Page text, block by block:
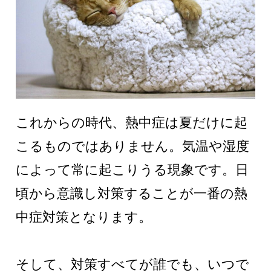
これからの時代、熱中症は夏だけに起
こるものではありません。気温や湿度
によって常に起こりうる現象です。日
頃から意識し対策することが一番の熱
中症対策となります。
そして、 対策すべてが誰でも、いつで